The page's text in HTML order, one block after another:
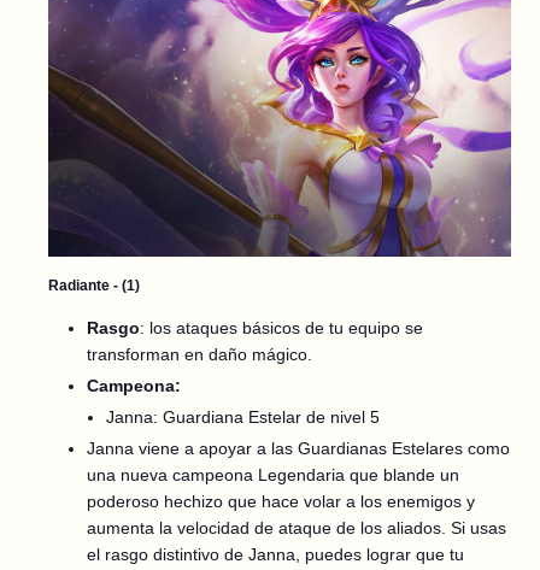
Radiante - (1)
Rasgo: los ataques básicos de tu equipo se
transforman en daño mágico.
Campeona:
Janna: Guardiana Estelar de nivel 5
Janna viene a apoyar a las Guardianas Estelares como
una nueva campeona Legendaria que blande un
poderoso hechizo que hace volar a los enemigos y
aumenta la velocidad de ataque de los aliados. Si usas
el rasgo distintivo de Janna, puedes lograr que tu